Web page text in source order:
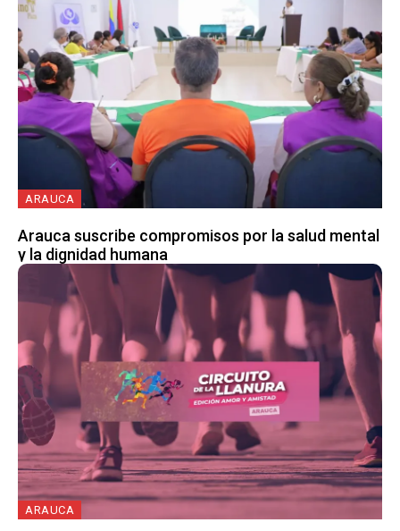
ARAUCA
Arauca suscribe compromisos por la salud mental
y la dignidad humana
ARAUCA